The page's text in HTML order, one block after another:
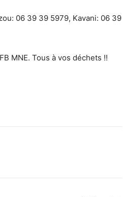
06 39 39 5979, Kavani: 06 39
MNE. Tous à vos déchets !!